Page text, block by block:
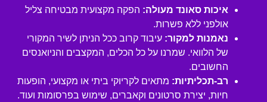
איכות סאונד מעולה: הפקה מקצועית מבטיחה צליל
אולפני ללא פשרות.
נאמנות למקור: עיבוד קרוב ככל הניתן לשיר המקורי
של הלוואי. שמרנו על כל הכלים, המקצבים והניואנסים
החשובים.
רב-תכליתיות: מתאים לקריוקי ביתי או מקצועי, הופעות
חיות, יצירת סרטונים וקאברים, שימוש בפרסומות ועוד.